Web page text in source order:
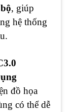
, giúp
hệ thống
đồ họa
có thể dễ